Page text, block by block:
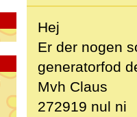
Hej
Er der nogen
generatorfod
Mvh Claus
272919 nul ni